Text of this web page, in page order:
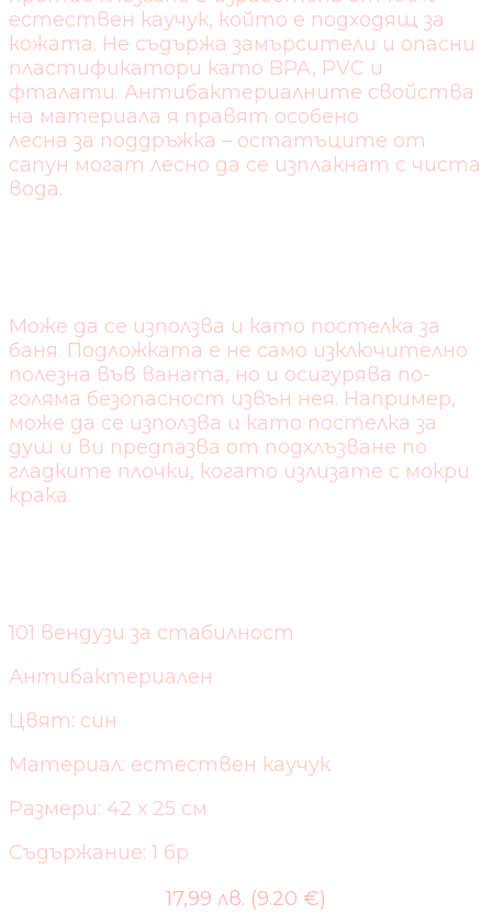
естествен каучук, който е подходящ за
кожата. Не съдържа замърсители и опасни
пластификатори като BPA, PVC и
фталати. Антибактериалните свойства
на материала я правят особено
лесна за поддръжка – остатъците от
сапун могат лесно да се изплакнат с чиста
вода.
Може да се използва и като постелка за
баня. Подложката е не само изключително
полезна във ваната, но и осигурява по-
голяма безопасност извън нея. Например,
може да се използва и като постелка за
душ и ви предпазва от подхлъзване по
гладките плочки, когато излизате с мокри
крака.
101 вендузи за стабилност
Антибактериален
Цвят: син
Материал: естествен каучук
Размери: 42 х 25 см
Съдържание: 1 бр
17,99 лв. (9.20 €)